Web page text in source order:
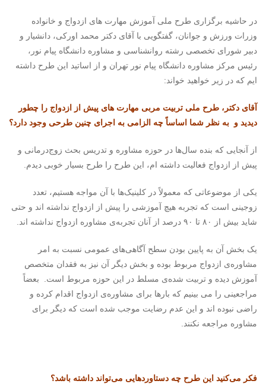
در حاشیه برگزاری طرح ملی آموزش مهارت های ازدواج و خانواده
وزرات ورزش و جوانان، گفتگویی با آقای دکتر محمد اورکی، دانشیار و
دبیر شورای تخصصی رشته روانشناسی و مشاوره دانشگاه پیام نور،
رئیس مرکز مشاوره دانشگاه پیام نور تهران و از اساتید این طرح داشته
ایم که در زیر خواهید خواند:
آقای دکتر، طرح ملی تربیت مربی مهارت های پیش از ازدواج را چطور
دیدید و به نظر شما اساساً چه الزامی به اجرای چنین طرحی وجود دارد؟
از آنجایی که بنده سال‌ها در حوزه مشاوره و تدریس بحث زوج‌درمانی و
پیش از ازدواج فعالیت داشته ام، این طرح را طرح بسیار خوبی دیدم.
یکی از موضوعاتی که معمولاً در کلینیک‌ها با آن مواجه هستیم، تعدد
زوجینی است که تجربه هیچ ‌آموزشی را پیش از ازدواج نداشته اند و حتی
شاید بیش از ۸۰ تا ۹۰ درصد از آنان تجربه‌ی مشاوره ازدواج نداشته اند.
یک بخش آن به پایین بودن سطح آگاهی‌های عمومی نسبت به امر
مشاوره‌ی ازدواج مربوط بوده و بخش دیگر آن نیز به فقدان متخصص
آموزش دیده و تربیت شده‌ی مسلط در این حوزه مربوط است. بعضاً
مراجعینی را می بینیم که بارها برای مشاوره‌ی ازدواج اقدام کرده و
راضی نبوده اند و این عدم رضایت موجب شده است که دیگر برای
مشاوره مراجعه نکنند.
فکر می‌کنید این طرح چه دستاوردهایی می‌تواند داشته باشد؟